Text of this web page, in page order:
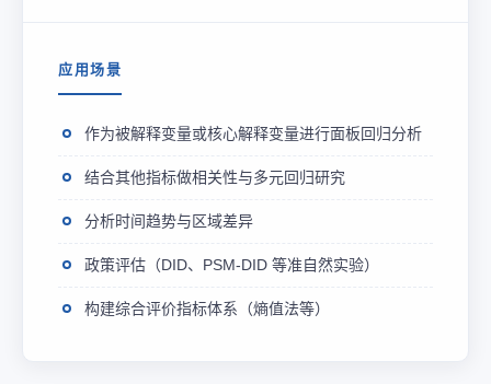
应用场景
作为被解释变量或核心解释变量进行面板回归分析
结合其他指标做相关性与多元回归研究
分析时间趋势与区域差异
政策评估（DID、PSM-DID 等准自然实验）
构建综合评价指标体系（熵值法等）